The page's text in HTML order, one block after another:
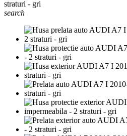
search